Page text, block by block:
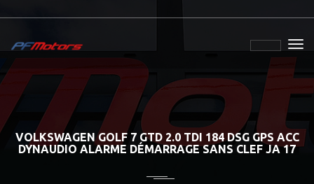
VOLKSWAGEN GOLF 7 GTD 2.0 TDI 184 DSG GPS ACC
DYNAUDIO ALARME DÉMARRAGE SANS CLEF JA 17